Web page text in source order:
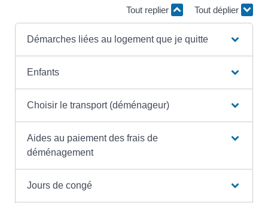
Tout replier Tout déplier
Démarches liées au logement que je quitte
Enfants
Choisir le transport (déménageur)
Aides au paiement des frais de
déménagement
Jours de congé